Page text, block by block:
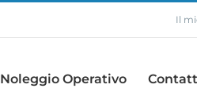
Il
Noleggio Operativo